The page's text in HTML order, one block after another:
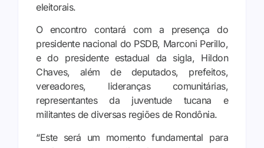
eleitorais.
O encontro contará com a presença do
presidente nacional do PSDB, Marconi Perillo,
e do presidente estadual da sigla, Hildon
Chaves, além de deputados, prefeitos,
vereadores, lideranças comunitárias,
representantes da juventude tucana e
militantes de diversas regiões de Rondônia.
“Este será um momento fundamental para